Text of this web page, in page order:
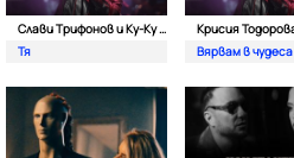
Слави Трифонов и Ку-Kу Бенд
Тя
Вярвам в чудеса